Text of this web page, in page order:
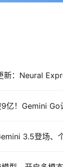
亿！Gemini Go